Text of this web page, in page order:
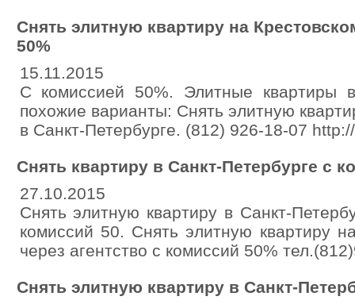
Снять элитную квартиру на
50%
15.11.2015
C комиссией 50%. Элитные квартиры
похожие варианты: Снять элитную
в Санкт-Петербурге. (812) 926-18-07
Снять квартиру в Санкт-Петербурге с
27.10.2015
Снять элитную квартиру в Санкт-
комиссий 50. Снять элитную квартиру
через агентство с комиссий 50%
Снять элитную квартиру в Санкт-